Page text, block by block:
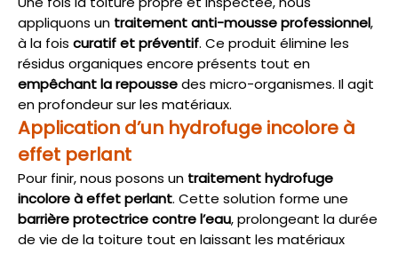
appliquons un traitement anti-mousse professionnel,
à la fois curatif et préventif. Ce produit élimine les
résidus organiques encore présents tout en
empêchant la repoussedes micro-organismes. Il agit
en profondeur sur les matériaux.
Application d’un hydrofuge incolore à
effet perlant
Pour finir, nous posons un traitement hydrofuge
incolore à effet perlant. Cette solution forme une
barrière protectrice contre l’eau, prolongeant la durée
de vie de la toiture tout en laissant les matériaux